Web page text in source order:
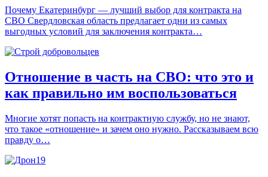
Почему Екатеринбург — лучший выбор для контракта на
СВО Свердловская область предлагает одни из самых
выгодных условий для заключения контракта…
Отношение в часть на СВО: что это и
как правильно им воспользоваться
Многие хотят попасть на контрактную службу, но не знают,
что такое «отношение» и зачем оно нужно. Рассказываем всю
правду о…